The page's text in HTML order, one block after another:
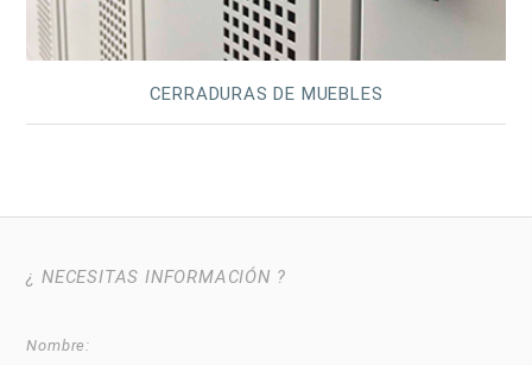
CERRADURAS DE MUEBLES
¿ NECESITAS INFORMACIÓN ?
Nombre: